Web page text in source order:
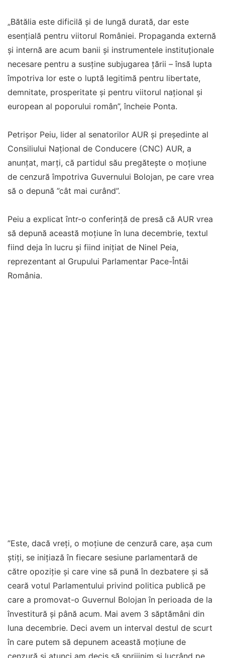
„Bătălia este dificilă și de lungă durată, dar este
esențială pentru viitorul României. Propaganda externă
și internă are acum banii și instrumentele instituționale
necesare pentru a susține subjugarea țării – însă lupta
împotriva lor este o luptă legitimă pentru libertate,
demnitate, prosperitate și pentru viitorul național și
european al poporului român”, încheie Ponta.
Petrișor Peiu, lider al senatorilor AUR și președinte al
Consiliului Național de Conducere (CNC) AUR, a
anunțat, marți, că partidul său pregătește o moțiune
de cenzură împotriva Guvernului Bolojan, pe care vrea
să o depună ”cât mai curând”.
Peiu a explicat într-o conferință de presă că AUR vrea
să depună această moțiune în luna decembrie, textul
fiind deja în lucru și fiind inițiat de Ninel Peia,
reprezentant al Grupului Parlamentar Pace-Întâi
România.
”Este, dacă vreți, o moțiune de cenzură care, așa cum
știți, se inițiază în fiecare sesiune parlamentară de
către opoziție și care vine să pună în dezbatere și să
ceară votul Parlamentului privind politica publică pe
care a promovat-o Guvernul Bolojan în perioada de la
învestitură și până acum. Mai avem 3 săptămâni din
luna decembrie. Deci avem un interval destul de scurt
în care putem să depunem această moțiune de